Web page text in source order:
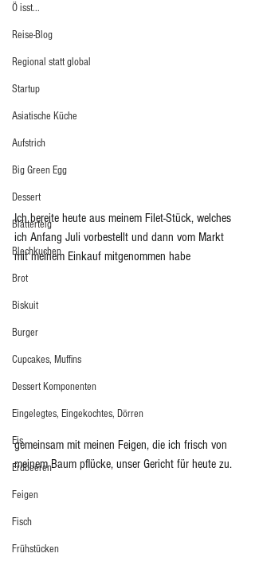
Ö isst...
Reise-Blog
Regional statt global
Startup
Asiatische Küche
Aufstrich
Big Green Egg
Dessert
Blätterteig
Blechkuchen
Brot
Biskuit
Burger
Cupcakes, Muffins
Dessert Komponenten
Eingelegtes, Eingekochtes, Dörren
Eis
Erdbeeren
Feigen
Fisch
Frühstücken
Ich bereite heute aus meinem Filet-Stück, welches
ich Anfang Juli vorbestellt und dann vom Markt
mit meinem Einkauf mitgenommen habe
gemeinsam mit meinen Feigen, die ich frisch von
meinem Baum pflücke, unser Gericht für heute zu.